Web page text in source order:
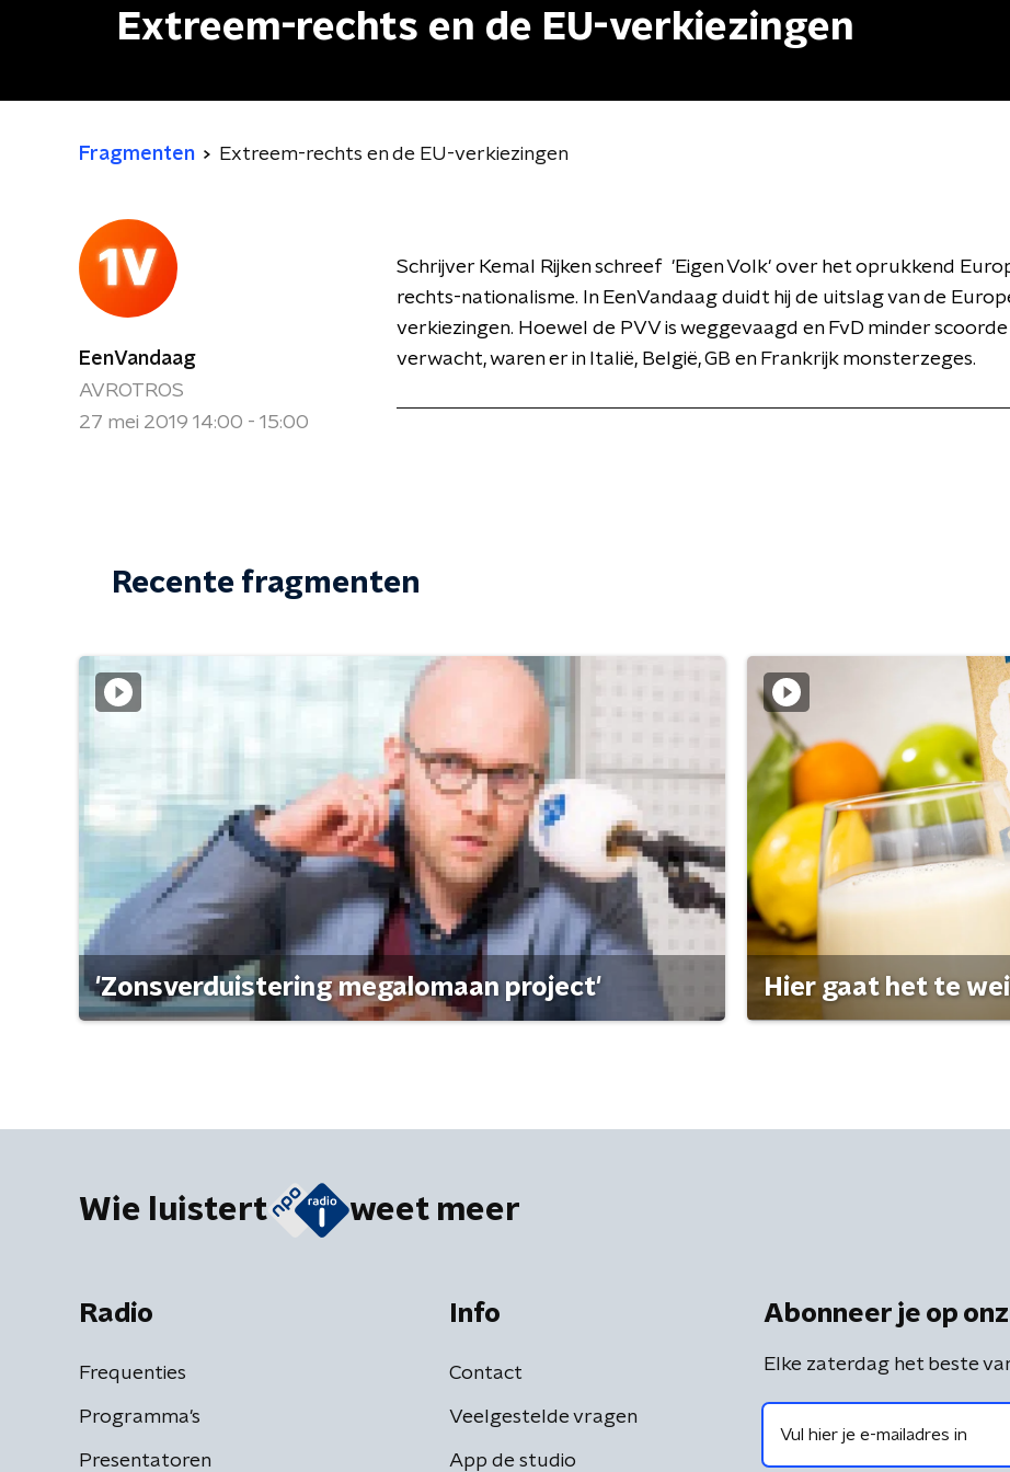
Extreem-rechts en de EU-verkiezingen
Fragmenten Extreem-rechts en de EU-verkiezingen
EenVandaag
AVROTROS
27 mei 2019 14:00 - 15:00
Schrijver Kemal Rijken schreef 'Eigen Volk' over het oprukkend
rechts-nationalisme. In EenVandaag duidt hij de uitslag van de
verkiezingen. Hoewel de PVV is weggevaagd en FvD minder
verwacht, waren er in Italië, België, GB en Frankrijk monsterzeges.
Recente fragmenten
'Zonsverduistering megalomaan project' Hier gaat het te
Wie luistert weet meer
Radio
Frequenties
Programma's
Presentatoren
Info
Contact
Veelgestelde vragen
App de studio
Abonneer je op
Elke zaterdag het beste